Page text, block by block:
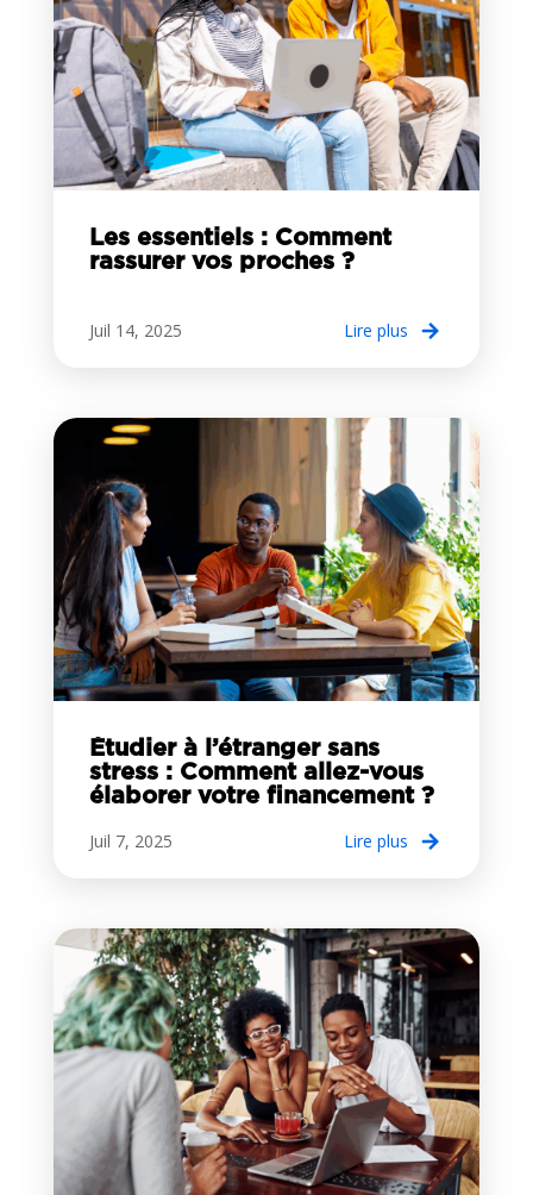
Les essentiels : Comment
rassurer vos proches ?
Juil 14, 2025 lire plus
Étudier à l’étranger sans
stress : Comment allez-vous
élaborer votre financement ?
Juil 7, 2025 lire plus